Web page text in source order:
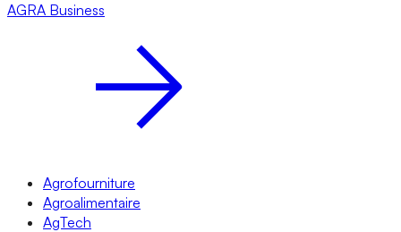
AGRA Business
Agrofourniture
Agroalimentaire
AgTech